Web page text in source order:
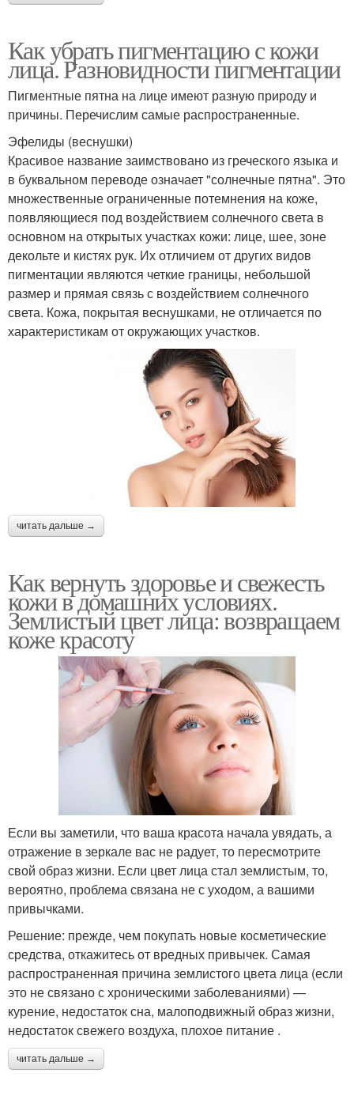
Как убрать пигментацию с кожи
лица. Разновидности пигментации
Пигментные пятна на лице имеют разную природу и
причины. Перечислим самые распространенные.
Эфелиды (веснушки)
Красивое название заимствовано из греческого языка и
в буквальном переводе означает "солнечные пятна". Это
множественные ограниченные потемнения на коже,
появляющиеся под воздействием солнечного света в
основном на открытых участках кожи: лице, шее, зоне
декольте и кистях рук. Их отличием от других видов
пигментации являются четкие границы, небольшой
размер и прямая связь с воздействием солнечного
света. Кожа, покрытая веснушками, не отличается по
характеристикам от окружающих участков.
читать дальше →
Как вернуть здоровье и свежесть
кожи в домашних условиях.
Землистый цвет лица: возвращаем
коже красоту
Если вы заметили, что ваша красота начала увядать, а
отражение в зеркале вас не радует, то пересмотрите
свой образ жизни. Если цвет лица стал землистым, то,
вероятно, проблема связана не с уходом, а вашими
привычками.
Решение: прежде, чем покупать новые косметические
средства, откажитесь от вредных привычек. Самая
распространенная причина землистого цвета лица (если
это не связано с хроническими заболеваниями) —
курение, недостаток сна, малоподвижный образ жизни,
недостаток свежего воздуха, плохое питание .
читать дальше →